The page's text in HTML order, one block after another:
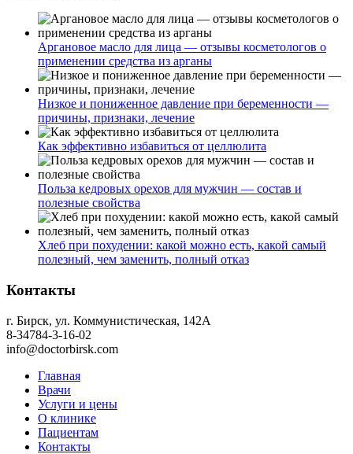
Аргановое масло для лица — отзывы косметологов о
применении средства из арганы
Низкое и пониженное давление при беременности —
причины, признаки, лечение
Как эффективно избавиться от целлюлита
Польза кедровых орехов для мужчин — состав и
полезные свойства
Хлеб при похудении: какой можно есть, какой самый
полезный, чем заменить, полный отказ
Контакты
г. Бирск, ул. Коммунистическая, 142А
8-34784-3-16-02
info@doctorbirsk.com
Главная
Врачи
Услуги и цены
О клинике
Пациентам
Контакты